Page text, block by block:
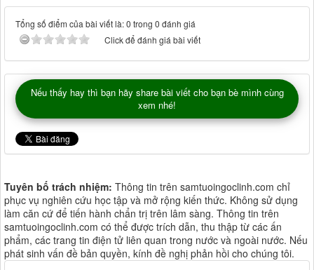
Tổng số điểm của bài viết là: 0 trong 0 đánh giá
Click để đánh giá bài viết
Nếu thấy hay thì bạn hãy share bài viết cho bạn bè mình cùng
xem nhé!
Tuyên bố trách nhiệm: Thông tin trên samtuoingoclinh.com chỉ
phục vụ nghiên cứu học tập và mở rộng kiến thức. Không sử dụng
làm căn cứ để tiến hành chẩn trị trên lâm sàng. Thông tin trên
samtuoingoclinh.com có thể được trích dẫn, thu thập từ các ấn
phẩm, các trang tin điện tử liên quan trong nước và ngoài nước. Nếu
phát sinh vấn đề bản quyền, kính đề nghị phản hồi cho chúng tôi.